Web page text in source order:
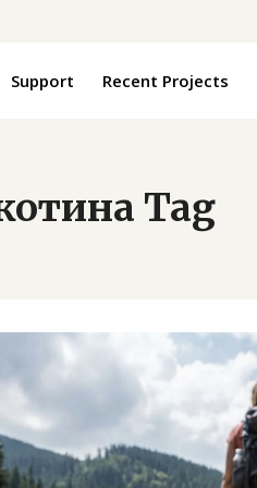
Support Recent Projects
Tag